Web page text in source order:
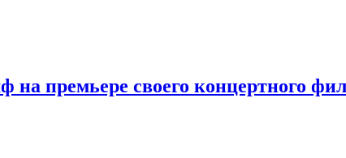
премьере своего концертного